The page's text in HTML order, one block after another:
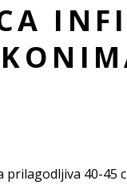
prilagodljiva 40-45